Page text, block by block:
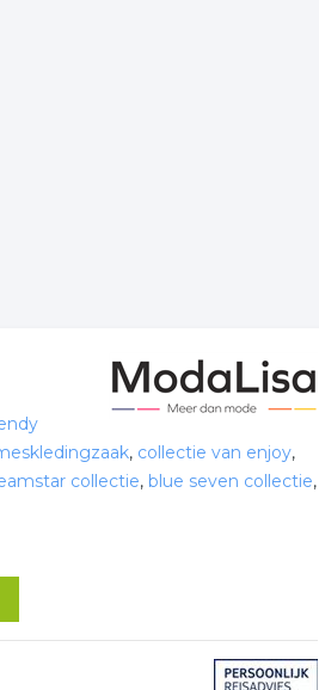
, collectie van enjoy,
collectie, blue seven collectie,